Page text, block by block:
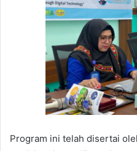
Program ini telah disertai